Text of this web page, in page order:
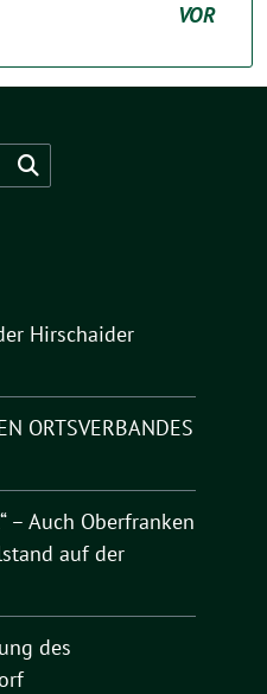
VOR
Hirschaider
ORTSVERBANDES
– Auch Oberfranken
auf der
des